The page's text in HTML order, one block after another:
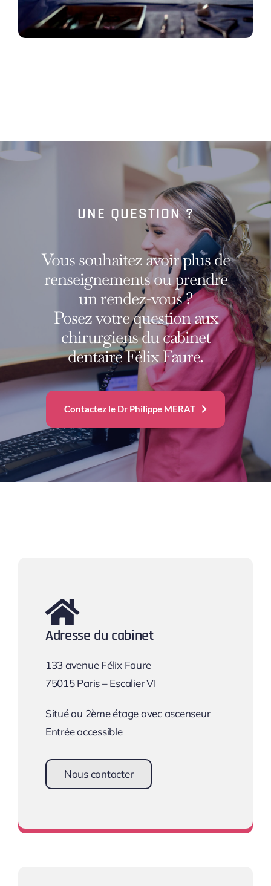
UNE QUESTION ?
Vous souhaitez avoir plus de
renseignements ou prendre
un rendez-vous ?
Posez votre question aux
chirurgiens du cabinet
dentaire Félix Faure.
Contactez le Dr Philippe MERAT
Adresse du cabinet
133 avenue Félix Faure
75015 Paris – Escalier VI
Situé au 2ème étage avec ascenseur
Entrée accessible
Nous contacter